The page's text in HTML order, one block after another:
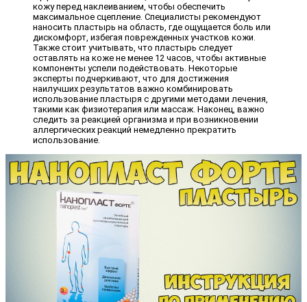
кожу перед наклеиванием, чтобы обеспечить
максимальное сцепление. Специалисты рекомендуют
наносить пластырь на область, где ощущается боль или
дискомфорт, избегая поврежденных участков кожи.
Также стоит учитывать, что пластырь следует
оставлять на коже не менее 12 часов, чтобы активные
компоненты успели подействовать. Некоторые
эксперты подчеркивают, что для достижения
наилучших результатов важно комбинировать
использование пластыря с другими методами лечения,
такими как физиотерапия или массаж. Наконец, важно
следить за реакцией организма и при возникновении
аллергических реакций немедленно прекратить
использование.